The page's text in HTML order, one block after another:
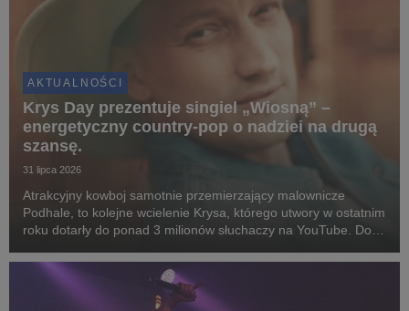
AKTUALNOŚCI
Krys Day prezentuje singiel „Wiosną” –
energetyczny country-pop o nadziei na drugą
szansę.
31 lipca 2026
Atrakcyjny kowboj samotnie przemierzający malownicze
Podhale, to kolejne wcielenie Krysa, którego utwory w ostatnim
roku dotarły do ponad 3 milionów słuchaczy na YouTube. Do
reżyserów.